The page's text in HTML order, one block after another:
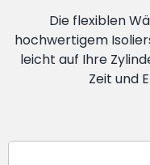
Die flexiblen
hochwertigem
leicht auf Ihre
Zeit und